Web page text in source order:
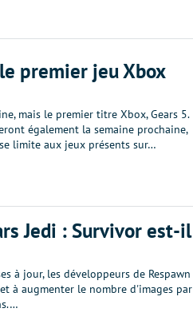
premier jeu Xbox
mais le premier titre Xbox, Gears 5.
également la semaine prochaine,
limite aux jeux présents sur…
Jedi : Survivor est-il
à jour, les développeurs de Respawn
à augmenter le nombre d'images par